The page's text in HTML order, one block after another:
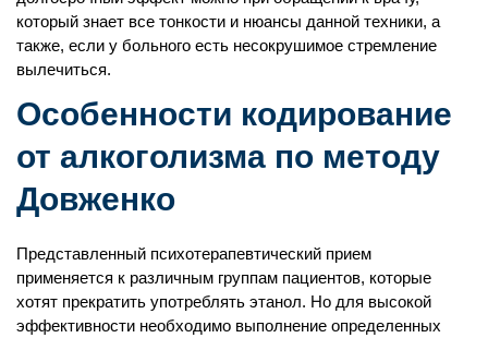
который знает все тонкости и нюансы данной техники, а
также, если у больного есть несокрушимое стремление
вылечиться.
Особенности кодирование
от алкоголизма по методу
Довженко
Представленный психотерапевтический прием
применяется к различным группам пациентов, которые
хотят прекратить употреблять этанол. Но для высокой
эффективности необходимо выполнение определенных